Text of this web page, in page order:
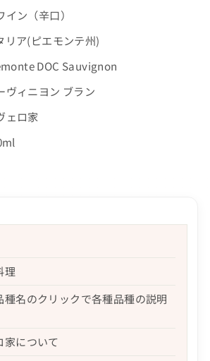
イン（辛口）
リア(ピエモンテ州)
DOC Sauvignon
ヴィニヨン ブラン
ェロ家
理
種名のクリックで各種品種の説明
家について